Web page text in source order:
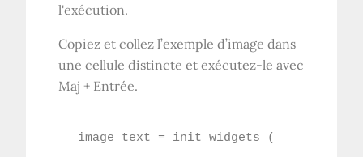
l'exécution.
Copiez et collez l’exemple d’image dans
une cellule distincte et exécutez-le avec
Maj + Entrée.
image_text = init_widgets (